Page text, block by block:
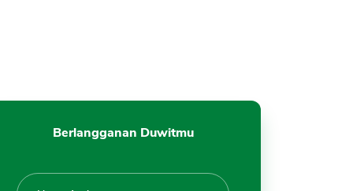
Berlangganan Duwitmu